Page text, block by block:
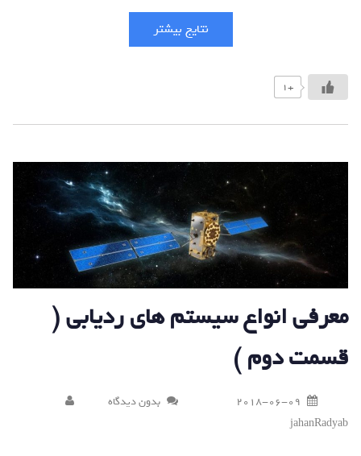
نتایج بیشتر
+1
معرفی انواع سیستم های ردیابی (
قسمت دوم )
2018-06-09
بدون دیدگاه
jahanRadyab